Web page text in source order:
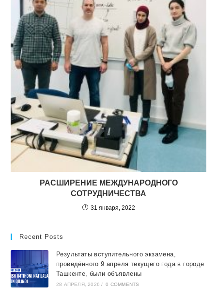
РАСШИРЕНИЕ МЕЖДУНАРОДНОГО
СОТРУДНИЧЕСТВА
31 января, 2022
Recent Posts
Результаты вступительного экзамена,
проведённого 9 апреля текущего года в городе
Ташкентe, были объявлены
28 АПРЕЛЯ, 2026 / 0 COMMENTS